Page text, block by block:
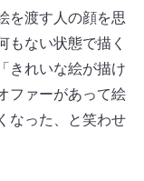
を渡す人の顔を思
もない状態で描く
きれいな絵が描け
ファーがあって絵
なった、と笑わせ